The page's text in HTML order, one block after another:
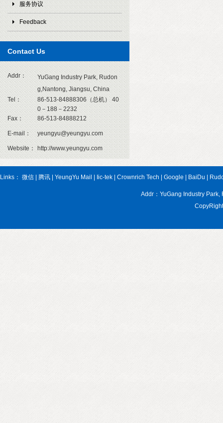
服务协议
Feedback
Contact Us
Addr：
YuGang Industry Park, Rudon
g,Nantong, Jiangsu, China
Tel：
86-513-84888306（总机） 40
0－188－2232
Fax：
86-513-84888212
E-mail： yeungyu@yeungyu.com
Website： http://www.yeungyu.com
Links： 微信 腾讯 YeungYu Mail Iic-tek Crownrich Tech Google BaiDu
Addr：YuGang Industry